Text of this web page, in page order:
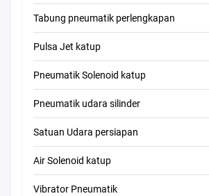
Tabung pneumatik perlengkapan
Pulsa Jet katup
Pneumatik Solenoid katup
Pneumatik udara silinder
Satuan Udara persiapan
Air Solenoid katup
Vibrator Pneumatik